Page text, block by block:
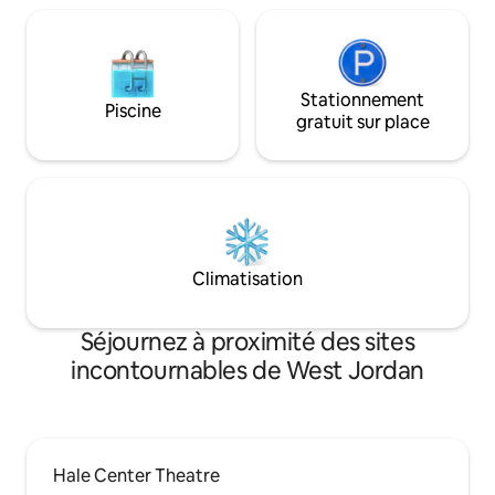
Piscine
Stationnement
gratuit sur place
Climatisation
Séjournez à proximité des sites
incontournables de West Jordan
Hale Center Theatre